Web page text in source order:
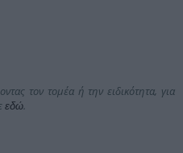
τον τομέα ή την ειδικότητα, για
εδώ.